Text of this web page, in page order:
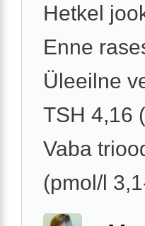
Hetkel
Enne
Üleeilne
TSH 4,16
Vaba
(pmol/l